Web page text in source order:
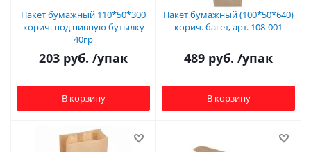
Пакет бумажный 110*50*300
корич. под пивную бутылку
40гр
203 руб. /упак
В корзину
Пакет бумажный (100*50*640)
корич. багет, арт. 108-001
489 руб. /упак
В корзину